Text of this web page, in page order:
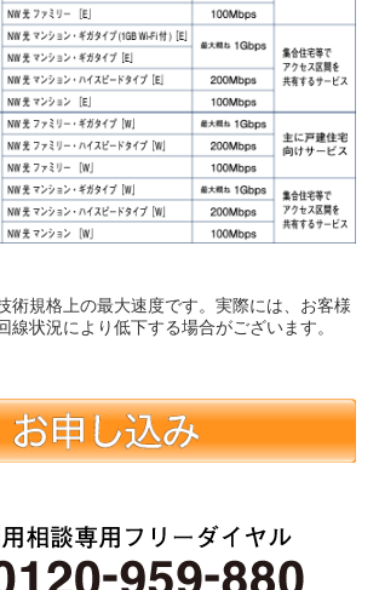
術規格上の最大速度です。実際には、お客様
線状況により低下する場合がございます。